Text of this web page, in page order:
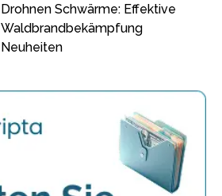
Drohnen Schwärme: Effektive
Waldbrandbekämpfung
Neuheiten